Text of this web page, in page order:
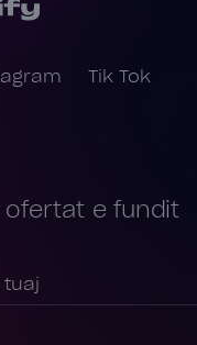
Tik Tok
ofertat e fundit